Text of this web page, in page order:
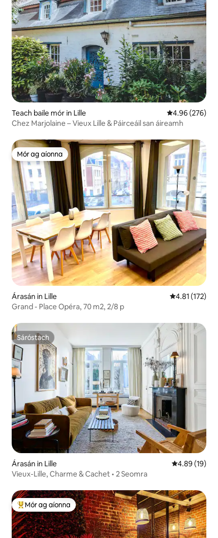
Teach baile mór in Lille Meánrátáil
4.96 (276)
Chez Marjolaine – Vieux Lille & Páirceáil san áireamh
Mór ag aíonna
Mór ag aíonna
Árasán in Lille Meánrátáil
4.81 (172)
Grand - Place Opéra, 70 m2, 2/8 p
Sáróstach
Sáróstach
Árasán in Lille Meánrátáil
4.89 (19)
Vieux-Lille, Charme & Cachet • 2 Seomra
An-mhór ag aíonna
Mór ag aíonna